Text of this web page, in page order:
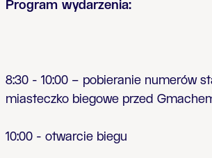
Program wydarzenia:
8:30 - 10:00 – pobieranie numerów
miasteczko biegowe przed
10:00 - otwarcie biegu